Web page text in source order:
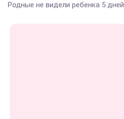
Родные не видели ребенка 5 дней